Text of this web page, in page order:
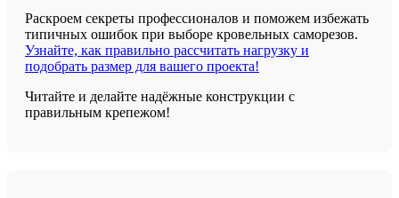
Раскроем секреты профессионалов и поможем избежать
типичных ошибок при выборе кровельных саморезов.
Узнайте, как правильно рассчитать нагрузку и
подобрать размер для вашего проекта!
Читайте и делайте надёжные конструкции с
правильным крепежом!